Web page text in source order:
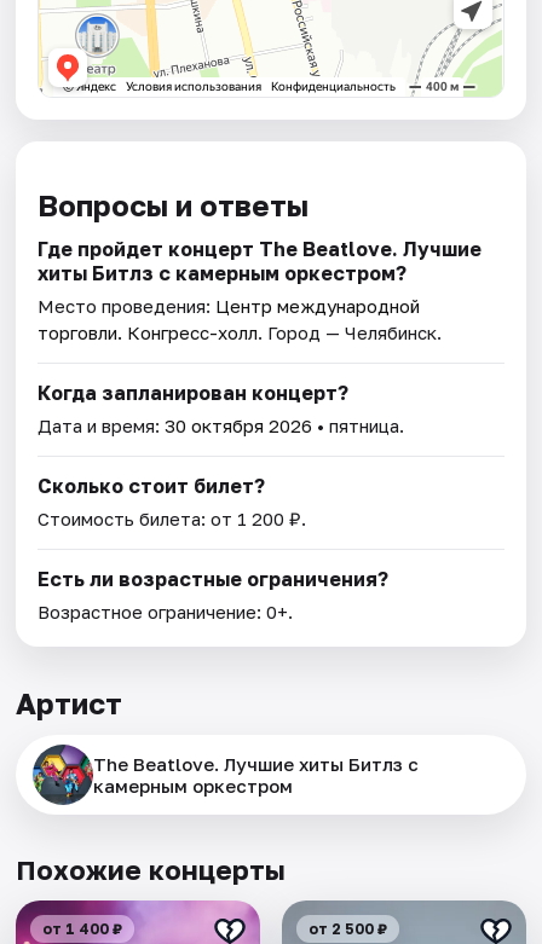
Вопросы и ответы
Где пройдет концерт The Beatlove. Лучшие
хиты Битлз с камерным оркестром?
Место проведения: Центр международной
торговли. Конгресс-холл. Город — Челябинск.
Когда запланирован концерт?
Дата и время:30 октября 2026 • пятница.
Сколько стоит билет?
Стоимость билета: от 1 200 ₽.
Есть ли возрастные ограничения?
Возрастное ограничение: 0+.
Артист
The Beatlove. Лучшие хиты Битлз с
камерным оркестром
Похожие концерты
от 1 400 ₽ от 2 500 ₽